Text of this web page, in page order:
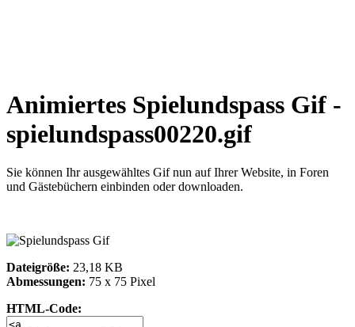
Animiertes Spielundspass Gif -
spielundspass00220.gif
Sie können Ihr ausgewähltes Gif nun auf Ihrer Website, in Foren
und Gästebüchern einbinden oder downloaden.
Dateigröße: 23,18 KB
Abmessungen: 75 x 75 Pixel
HTML-Code: